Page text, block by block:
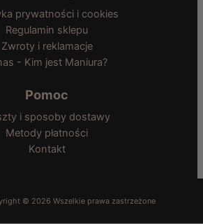
prywatności i cookies
Regulamin sklepu
Zwroty i reklamacje
- Kim jest Maniura?
Pomoc
i sposoby dostawy
Metody płatności
Kontakt